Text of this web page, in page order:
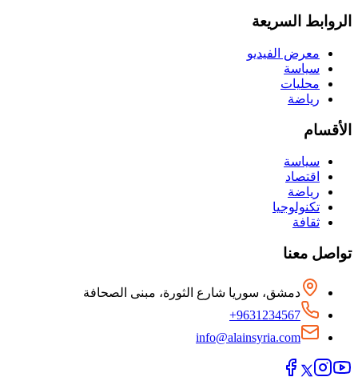
الروابط السريعة
معرض الفيديو
سياسة
محليات
رياضة
الأقسام
سياسة
اقتصاد
رياضة
تكنولوجيا
ثقافة
تواصل معنا
دمشق، سوريا شارع الثورة، مبنى الصحافة
+9631234567
info@alainsyria.com